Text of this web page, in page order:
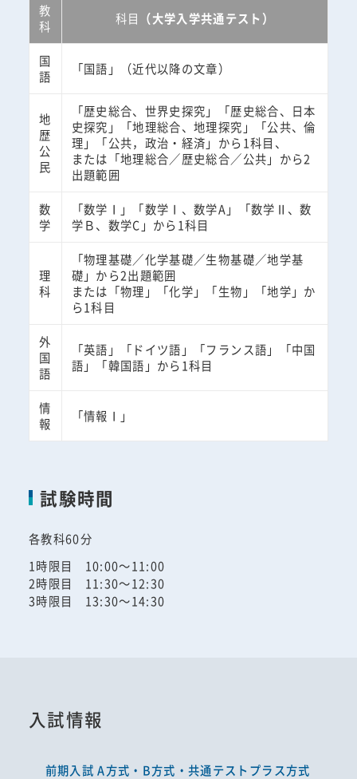
教
科
科目 （大学入学共通テスト）
国
語
「国語」（近代以降の文章）
地
歴
公
民
「歴史総合、世界史探究」「歴史総合、日本
史探究」「地理総合、地理探究」「公共、倫
理」「公共，政治・経済」から1科目、
または「地理総合／歴史総合／公共」から2
出題範囲
数
学
「数学Ⅰ」「数学Ⅰ、数学A」「数学Ⅱ、数
学Ｂ、数学C」から1科目
理
科
「物理基礎／化学基礎／生物基礎／地学基
礎」から2出題範囲
または「物理」「化学」「生物」「地学」か
ら1科目
外
国
語
「英語」「ドイツ語」「フランス語」「中国
語」「韓国語」から1科目
情
報
「情報Ⅰ」
試験時間
各教科60分
1時限目 10:00～11:00
2時限目 11:30～12:30
3時限目 13:30～14:30
入試情報
前期入試 A方式・B方式・共通テストプラス方式